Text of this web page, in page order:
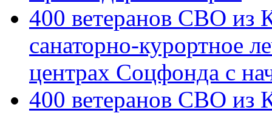
400 ветеранов СВО из
санаторно-курортное
центрах Соцфонда с
400 ветеранов СВО из